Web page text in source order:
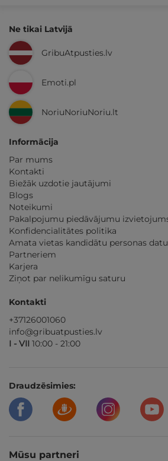
Ne tikai Latvijā
GribuAtpusties.lv
Emoti.pl
NoriuNoriuNoriu.lt
Informācija
Par mums
Kontakti
Biežāk uzdotie jautājumi
Blogs
Noteikumi
Pakalpojumu piedāvājumu
Konfidencialitātes politika
Amata vietas kandidātu personas
Partneriem
Karjera
Ziņot par nelikumīgu saturu
Kontakti
+37126001060
info@gribuatpusties.lv
I - VII 10:00 - 21:00
Draudzēsimies:
Mūsu partneri